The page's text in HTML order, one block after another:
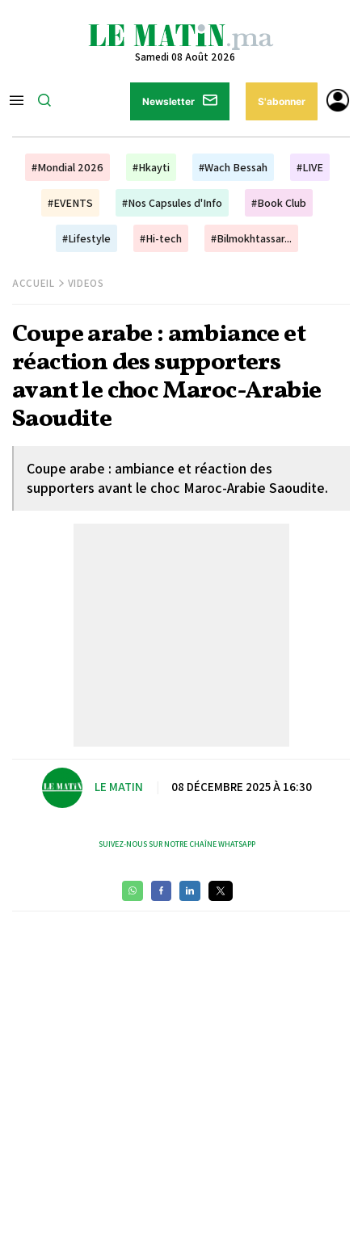
Samedi 08 Août 2026
Newsletter S'abonner
#Mondial 2026 #Hkayti #Wach Bessah #LIVE
#EVENTS #Nos Capsules d'Info #Book Club
#Lifestyle #Hi-tech #Bilmokhtassar...
ACCUEIL VIDEOS
Coupe arabe : ambiance et
réaction des supporters
avant le choc Maroc-Arabie
Saoudite
Coupe arabe : ambiance et réaction des
supporters avant le choc Maroc-Arabie Saoudite.
LE MATIN 08 DÉCEMBRE 2025 À 16:30
SUIVEZ-NOUS SUR NOTRE CHAÎNE WHATSAPP